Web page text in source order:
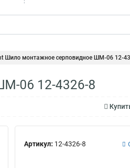
Шило монтажное серповидное ШМ-06 12-
06 12-4326-8
Артикул: 12-4326-8